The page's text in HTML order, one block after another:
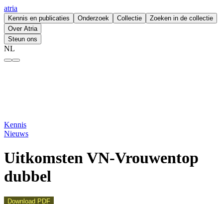
atria
Kennis en publicaties Onderzoek Collectie
Zoeken in de collectie
Over Atria
Steun ons
NL
Kennis
Nieuws
Uitkomsten VN-Vrouwentop
dubbel
Download PDF